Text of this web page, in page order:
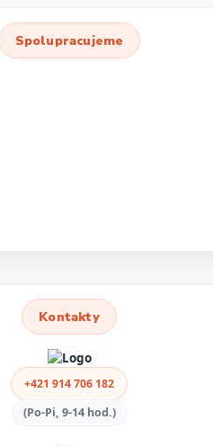
Spolupracujeme
Kontakty
+421 914 706 182
(Po-Pi, 9-14 hod.)